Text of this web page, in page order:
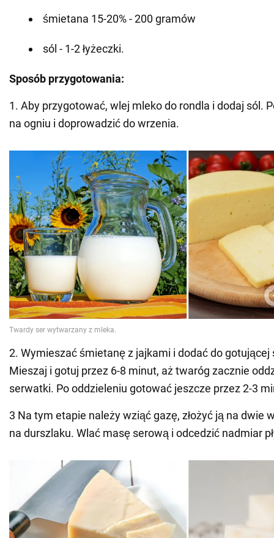
śmietana 15-20% - 200 gramów
sól - 1-2 łyżeczki.
Sposób przygotowania:
1. Aby przygotować, wlej mleko do rondla i dodaj sól.
na ogniu i doprowadzić do wrzenia.
2. Wymieszać śmietanę z jajkami i dodać do
Mieszaj i gotuj przez 6-8 minut, aż twaróg zacznie
serwatki. Po oddzieleniu gotować jeszcze przez 2-3
3 Na tym etapie należy wziąć gazę, złożyć ją na dwie
na durszlaku. Wlać masę serową i odcedzić nadmiar